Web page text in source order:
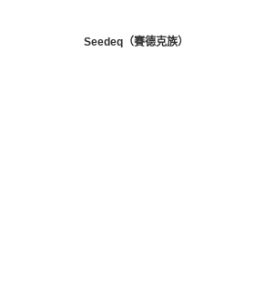
Seedeq（賽德克族）